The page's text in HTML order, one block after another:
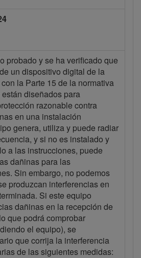
probado y se ha verificado que
un dispositivo digital de la
la Parte 15 de la normativa
diseñados para
razonable contra
en una instalación
genera, utiliza y puede radiar
y si no es instalado y
a las instrucciones, puede
dañinas para las
Sin embargo, no podemos
produzcan interferencias en
Si este equipo
dañinas en la recepción de
que podrá comprobar
el equipo), se
que corrija la interferencia
de las siguientes medidas: